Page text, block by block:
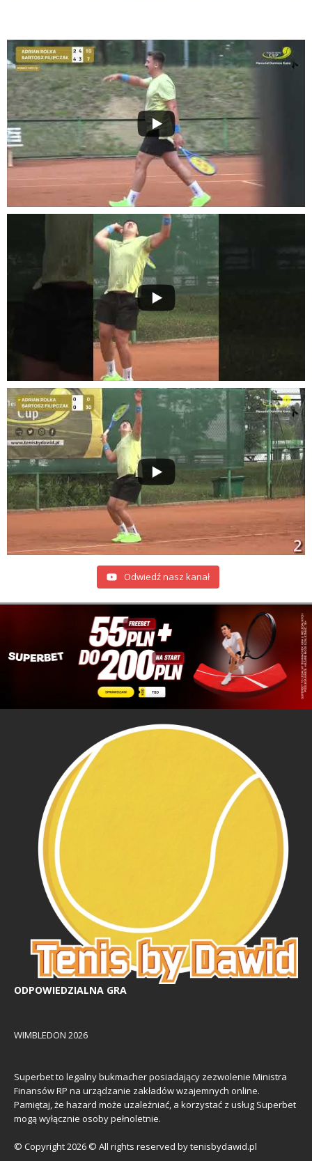
Odwiedź nasz kanał
ODPOWIEDZIALNA GRA
WIMBLEDON 2026
Superbet to legalny bukmacher posiadający zezwolenie Ministra
Finansów RP na urządzanie zakładów wzajemnych online.
Pamiętaj, że hazard może uzależniać, a korzystać z usług Superbet
mogą wyłącznie osoby pełnoletnie.
© Copyright 2026 © All rights reserved by tenisbydawid.pl